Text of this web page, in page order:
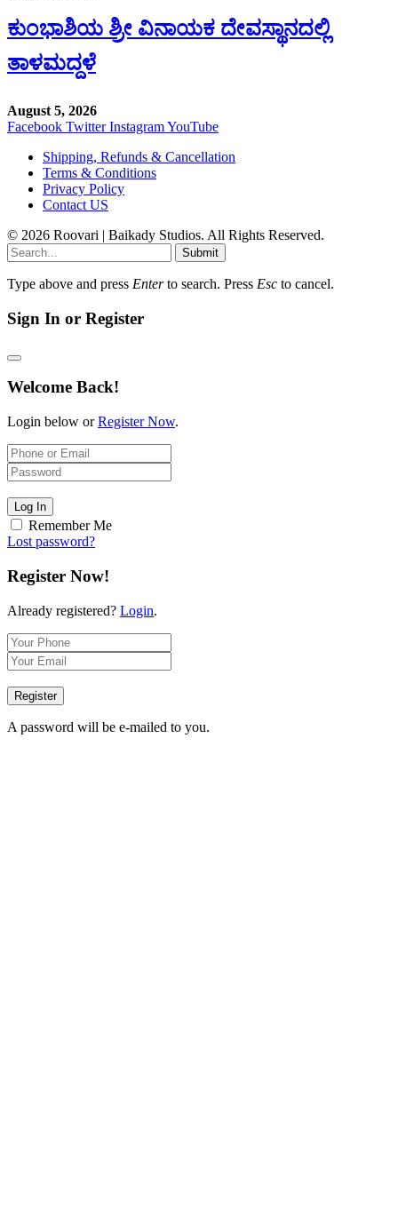
ಕುಂಭಾಶಿಯ ಶ್ರೀ ವಿನಾಯಕ ದೇವಸ್ಥಾನದಲ್ಲಿ
ತಾಳಮದ್ದಳೆ
August 5, 2026
Facebook Twitter InstagramYouTube
Shipping, Refunds & Cancellation
Terms & Conditions
Privacy Policy
Contact US
© 2026 Roovari | Baikady Studios. All Rights Reserved.
Submit
Type above and press Enterto search. Press Esc to cancel.
Sign In or Register
Welcome Back!
Login below orRegister Now.
Log In
Remember Me
Lost password?
Register Now!
Already registered? Login.
Register
A password will be e-mailed to you.